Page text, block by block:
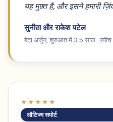
यह मुफ़्त है, और इसने हमारी
सुनीता और राकेश पटेल
बेटा अर्जुन, शुरुआत में 3.5 साल ·
★★★★★
ऑटिज्म सपोर्ट